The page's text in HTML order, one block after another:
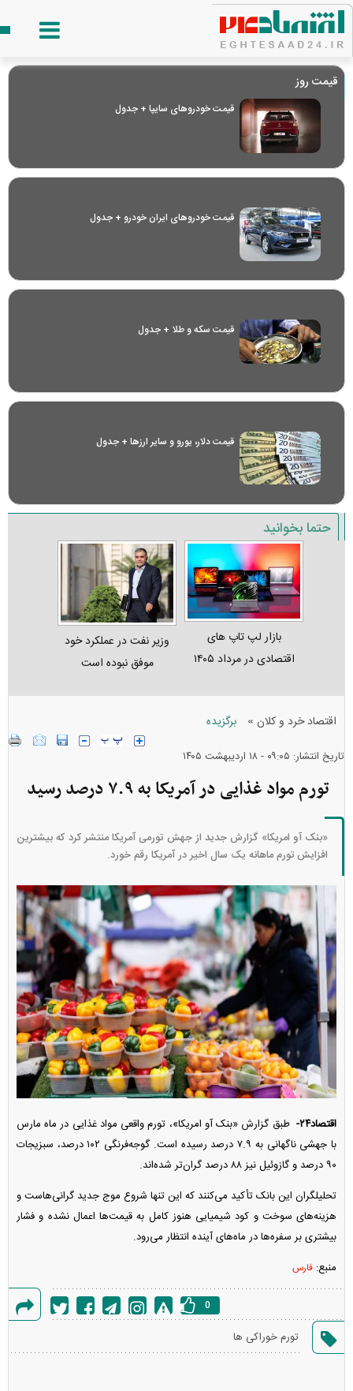
قیمت روز
قیمت خودرو‌های سایپا + جدول
قیمت خودرو‌های ایران خودرو + جدول
قیمت سکه و طلا + جدول
قیمت دلار، یورو و سایر ارز‌ها + جدول
حتما بخوانید
بازار لپ‌ تاپ‌ های
اقتصادی در مرداد ۱۴۰۵
وزیر نفت در عملکرد خود
موفق نبوده است
اقتصاد خرد و کلان » برگزیده
تاریخ انتشار: ۰۹:۰۵ - ۱۸ ارديبهشت ۱۴۰۵
تورم مواد غذایی در آمریکا به ۷.۹ درصد رسید
«بنک آو امریکا» گزارش‌ جدید از جهش تورمی آمریکا منتشر کرد که بیشترین
افزایش تورم ماهانه یک سال اخیر در آمریکا رقم خورد.
اقتصاد۲۴-
طبق گزارش «بنک آو امریکا»، تورم واقعی مواد غذایی در ماه مارس
با جهشی ناگهانی به ۷.۹ درصد رسیده است. گوجه‌فرنگی ۱۰۲ درصد، سبزیجات
۹۰ درصد و گازوئیل نیز ۸۸ درصد گران‌تر شده‌اند.
تحلیلگران این بانک تأکید می‌کنند که این تنها شروع موج جدید گرانی‌هاست و
هزینه‌های سوخت و کود شیمیایی هنوز کامل به قیمت‌ها اعمال نشده و فشار
بیشتری بر سفره‌ها در ماه‌های آینده انتظار می‌رود.
منبع: فارس
خطا
0
تورم خوراکی ها